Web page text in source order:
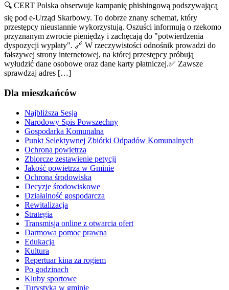
🔍 CERT Polska obserwuje kampanię phishingową podszywającą
się pod e-Urząd Skarbowy. To dobrze znany schemat, który
przestępcy nieustannie wykorzystują. Oszuści informują o rzekomo
przyznanym zwrocie pieniędzy i zachęcają do "potwierdzenia
dyspozycji wypłaty". 🔗 W rzeczywistości odnośnik prowadzi do
fałszywej strony internetowej, na której przestępcy próbują
wyłudzić dane osobowe oraz dane karty płatniczej.✅ Zawsze
sprawdzaj adres […]
Dla mieszkańców
Najbliższa Sesja
Narodowy Spis Powszechny
Gospodarka Komunalna
Punkt Selektywnej Zbiórki Odpadów Komunalnych
Ochrona powietrza
Zbiorcze zestawienie petycji
Jakość powietrza w Gminie
Ochrona środowiska
Decyzje środowiskowe
Działalność gospodarcza
Rewitalizacja
Strategia
Transmisja online z otwarcia ofert
Darmowa pomoc prawna
Edukacja
Kultura
Repertuar kina za rogiem
Po godzinach
Kluby sportowe
Turystyka w gminie